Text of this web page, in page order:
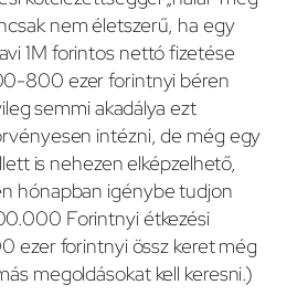
nem életszerű, ha egy
1M forintos nettó fizetése
800 ezer forintnyi béren
semmi akadálya ezt
intézni, de még egy
is nehezen elképzelhető,
hónapban igénybe tudjon
Forintnyi étkezési
ezer forintnyi össz keret még
megoldásokat kell keresni.)